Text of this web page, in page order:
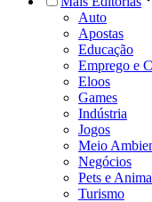
Auto
Apostas
Educação
Emprego e
Eloos
Games
Indústria
Jogos
Meio
Negócios
Pets e
Turismo